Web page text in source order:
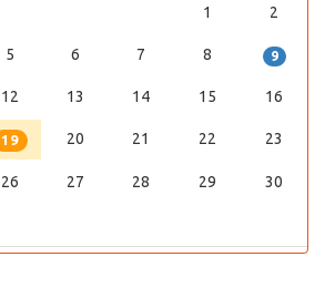
1
2
5 6 7 8 9
12 13 14 15 16
19 20 21 22 23
26 27 28 29 30